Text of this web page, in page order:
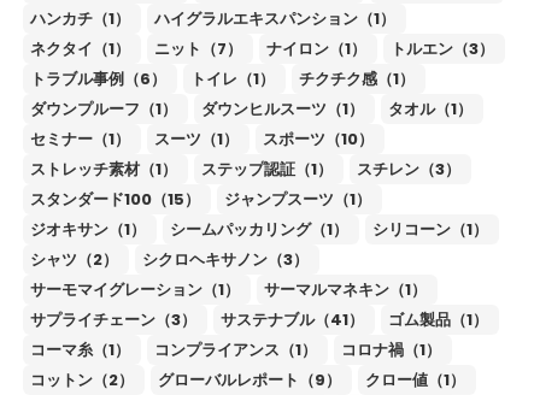
ハンカチ（1）
ハイグラルエキスパンション（1）
ネクタイ（1）
ニット（7） ナイロン（1）
トルエン（3）
トラブル事例（6）
トイレ（1）
チクチク感（1）
ダウンプルーフ（1）
ダウンヒルスーツ（1）
タオル（1）
セミナー（1）
スーツ（1）
スポーツ（10）
ストレッチ素材（1）
ステップ認証（1）
スチレン（3）
スタンダード100（15）
ジャンプスーツ（1）
ジオキサン（1）
シームパッカリング（1）
シリコーン（1）
シャツ（2）
シクロヘキサノン（3）
サーモマイグレーション（1）
サーマルマネキン（1）
サプライチェーン（3）
サステナブル（41）
ゴム製品（1）
コーマ糸（1）
コンプライアンス（1）
コロナ禍（1）
コットン（2）
グローバルレポート（9）
クロー値（1）